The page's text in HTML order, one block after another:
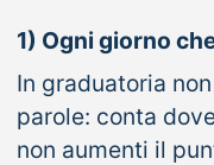
1) Ogni giorno
In graduatoria
parole: conta
non aumenti il